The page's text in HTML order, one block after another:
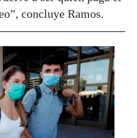
concluye Ramos.